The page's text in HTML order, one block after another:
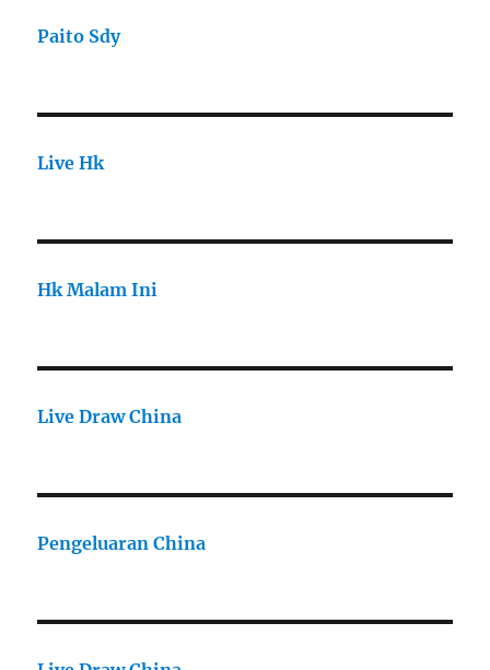
Paito Sdy
Live Hk
Hk Malam Ini
Live Draw China
Pengeluaran China